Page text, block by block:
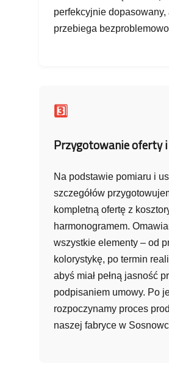
perfekcyjnie dopasowany,
przebiega
3️⃣
Przygotowanie oferty
Na podstawie pomiaru i
szczegółów
kompletną ofertę z
harmonogramem.
wszystkie elementy – od
kolorystykę, po termin
abyś miał pełną jasność
podpisaniem umowy. Po
rozpoczynamy proces
naszej fabryce w